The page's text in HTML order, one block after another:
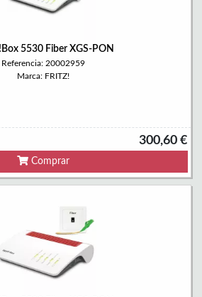
5530 Fiber XGS-PON
Referencia: 20002959
Marca: FRITZ!
300,60 €
Comprar